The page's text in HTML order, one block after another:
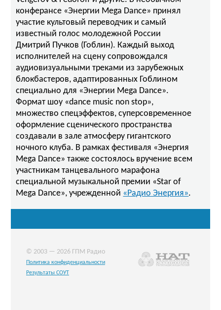
конферансе «Энергии Mega Dance» принял
участие культовый переводчик и самый
известный голос молодежной России
Дмитрий Пучков (Гоблин). Каждый выход
исполнителей на сцену сопровождался
аудиовизуальными треками из зарубежных
блокбастеров, адаптированных Гоблином
специально для «Энергии Mega Dance».
Формат шоу «dance music non stop»,
множество спецэффектов, суперсовременное
оформление сценического пространства
создавали в зале атмосферу гигантского
ночного клуба. В рамках фестиваля «Энергия
Mega Dance» также состоялось вручение всем
участникам танцевального марафона
специальной музыкальной премии «Star of
Mega Dance», учрежденной «Радио Энергия».
© 2003 — 2026 ГПМ Радио
Политика конфиденциальности
Результаты СОУТ